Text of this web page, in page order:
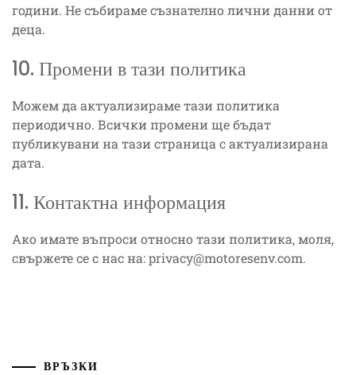
години. Не събираме съзнателно лични данни от
деца.
10. Промени в тази политика
Можем да актуализираме тази политика
периодично. Всички промени ще бъдат
публикувани на тази страница с актуализирана
дата.
11. Контактна информация
Ако имате въпроси относно тази политика, моля,
свържете се с нас на:privacy@motoresenv.com.
ВРЪЗКИ